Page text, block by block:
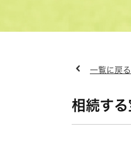
一覧に戻る
相続す